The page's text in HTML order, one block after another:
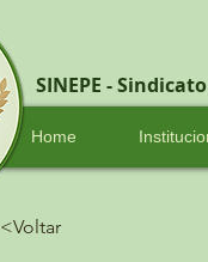
SINEPE -
Home
<Voltar